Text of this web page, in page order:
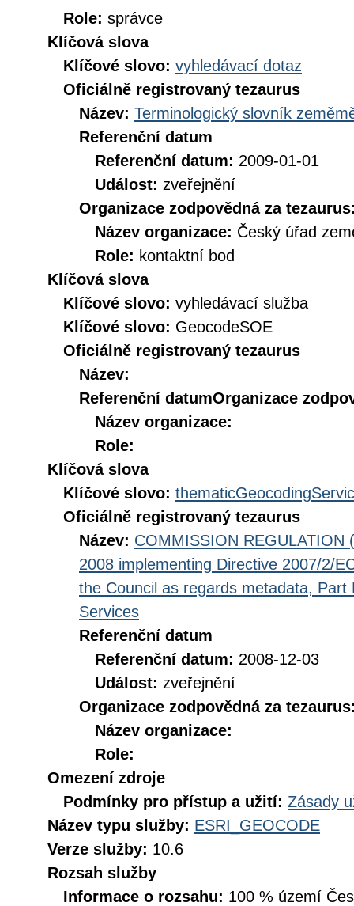
Role: správce
Klíčová slova
Klíčové slovo: vyhledávací dotaz
Oficiálně registrovaný tezaurus
Název: Terminologický slovník
Referenční datum
Referenční datum: 2009-01-01
Událost: zveřejnění
Organizace zodpovědná za
Název organizace: Český úřad
Role: kontaktní bod
Klíčová slova
Klíčové slovo: vyhledávací služba
Klíčové slovo: GeocodeSOE
Oficiálně registrovaný tezaurus
Název:
Referenční datumOrganizace
Název organizace:
Role:
Klíčová slova
Klíčové slovo:
Oficiálně registrovaný tezaurus
Název: COMMISSION REGULATION
2008 implementing Directive 2007/2/
the Council as regards metadata,
Services
Referenční datum
Referenční datum: 2008-12-03
Událost: zveřejnění
Organizace zodpovědná za
Název organizace:
Role:
Omezení zdroje
Podmínky pro přístup a užití: Zásady
Název typu služby: ESRI_GEOCODE
Verze služby: 10.6
Rozsah služby
Informace o rozsahu: 100 % území